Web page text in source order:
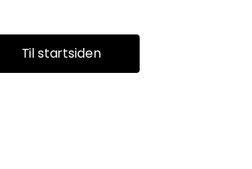
Til startsiden